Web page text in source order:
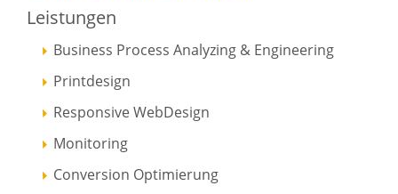
Leistungen
Business Process Analyzing & Engineering
Printdesign
Responsive WebDesign
Monitoring
Conversion Optimierung